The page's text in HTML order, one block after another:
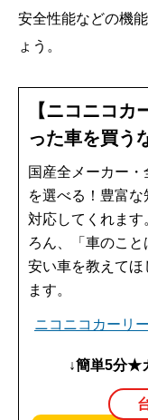
安全性能などの機
ょう。
【ニコニコ
った車を買う
国産全メーカー
を選べる！豊富
対応してくれます
ろん、「車のこ
安い車を教えて
ます。
ニコニコカーリ
↓簡単5分★